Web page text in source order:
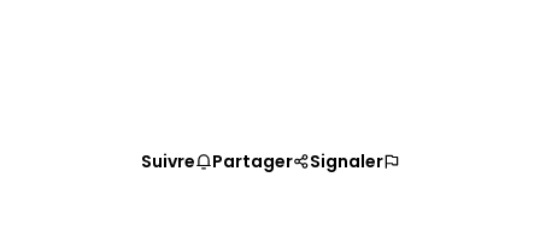
Suivre Partager Signaler